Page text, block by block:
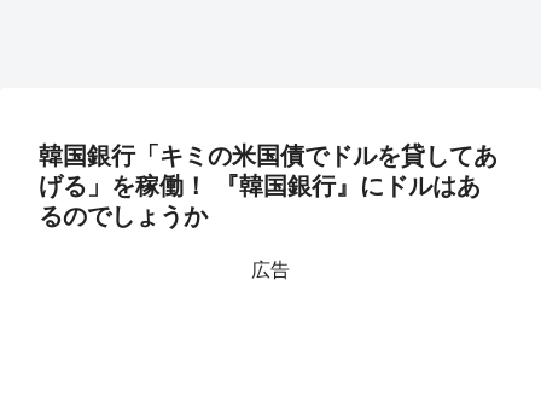
韓国銀行「キミの米国債でドルを貸してあ
げる」を稼働！ 『韓国銀行』にドルはあ
るのでしょうか
広告